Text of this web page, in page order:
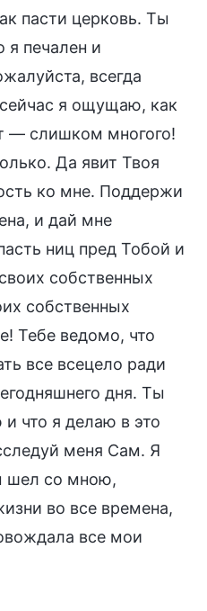
пасти церковь. Ты
я печален и
всегда
я ощущаю, как
— слишком многого!
Да явит Твоя
ко мне. Поддержи
и дай мне
ниц пред Тобой и
собственных
собственных
Тебе ведомо, что
все всецело ради
дня. Ты
что я делаю в это
меня Сам. Я
шел со мною,
во все времена,
все мои